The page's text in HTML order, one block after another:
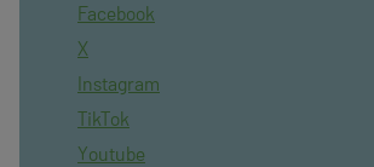
Facebook
X
Instagram
TikTok
Youtube